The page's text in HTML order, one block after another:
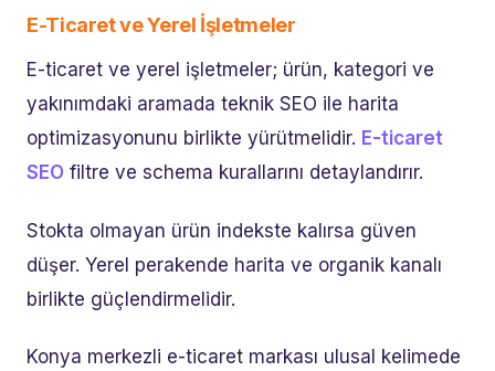
E-Ticaret ve Yerel İşletmeler
E-ticaret ve yerel işletmeler; ürün, kategori ve
yakınımdaki aramada teknik SEO ile harita
optimizasyonunu birlikte yürütmelidir. E-ticaret
SEO filtre ve schema kurallarını detaylandırır.
Stokta olmayan ürün indekste kalırsa güven
düşer. Yerel perakende harita ve organik kanalı
birlikte güçlendirmelidir.
Konya merkezli e-ticaret markası ulusal kelimede